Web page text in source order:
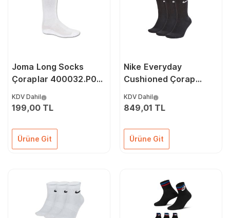
Joma Long Socks
Çoraplar 400032.P02
KDV Dahil
199,00 TL
Ürüne Git
Nike Everyday
Cushioned Çorap
KDV Dahil
849,01 TL
Ürüne Git